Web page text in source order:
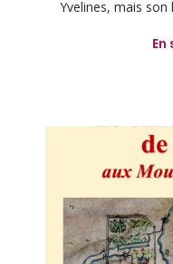
Yvelines, mais